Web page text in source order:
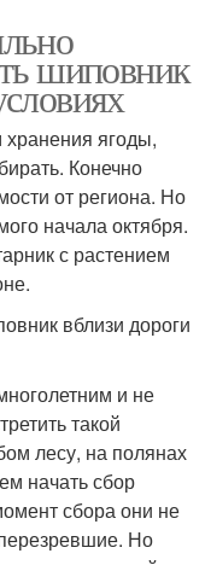
шиповник
ягоды,
Конечно
от региона. Но
начала октября.
с растением
вблизи дороги
и не
такой
лесу, на полянах
начать сбор
сбора они не
Но